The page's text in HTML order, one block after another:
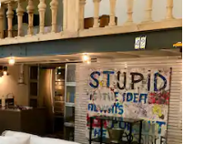
viatgers